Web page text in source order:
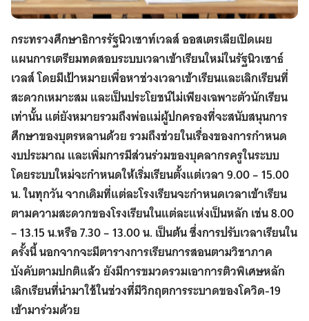
กระทรวงศึกษาธิการรัฐนิวเซาท์เวลส์ ออสเตรเลียเปิดเผย
แผนการเตรียมทดสอบระบบเวลาเข้าเรียนใหม่ในรัฐนิวเซาธ์
เวลส์ โดยมีเป้าหมายเพื่อหาช่วงเวลาเข้าเรียนและเลิกเรียนที่
สะดวกเหมาะสม และเป็นประโยชน์ไม่เพียงเฉพาะตัวนักเรียน
เท่านั้น แต่ยังหมายรวมถึงพ่อแม่ผู้ปกครองที่จะสนับสนุนการ
ศึกษาของบุตรหลานด้วย รวมถึงช่วยในเรื่องของการกำหนด
งบประมาณ และเพิ่มการมีส่วนร่วมของบุคลากรครูในระบบ
โดยระบบใหม่จะกำหนดให้เริ่มเรียนตั้งแต่เวลา 9.00 – 15.00
น.ในทุกวัน จากเดิมที่แต่ละโรงเรียนจะกำหนดเวลาเข้าเรียน
ตามความสะดวกของโรงเรียนในแต่ละแห่งเป็นหลัก เช่น 8.00
– 13.15 น.หรือ 7.30 – 13.00 น. เป็นต้น ซึ่งการปรับเวลาเรียนใน
ครั้งนี้ นอกจากจะมีตารางการเรียนการสอนตามวิชาภาค
บังคับตามปกติแล้ว ยังมีการขมวดรวมเอาการติวพิเศษหลัก
เลิกเรียนที่นำมาใช้ในช่วงที่มีวิกฤตการระบาดของโควิด-19
เข้ามาร่วมด้วย